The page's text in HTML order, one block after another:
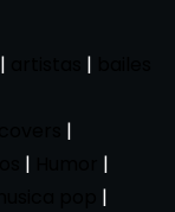
| |
|
|
|
|